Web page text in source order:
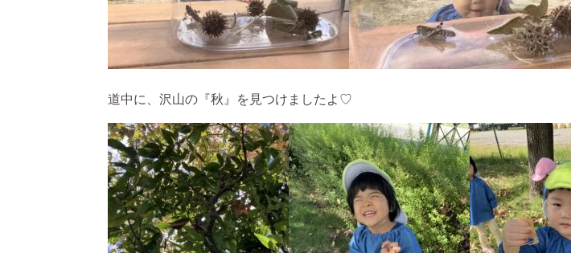
道中に、沢山の『秋』を見つけましたよ♡